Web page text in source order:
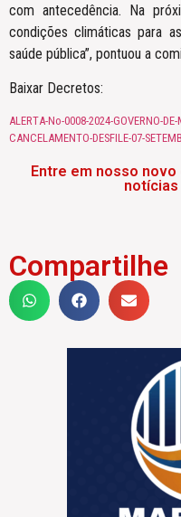
com antecedência. Na
condições climáticas para
saúde pública”, pontuou a
Baixar Decretos:
ALERTA-No-0008-2024-GOVERNO-DE-
CANCELAMENTO-DESFILE-07-
Entre em nosso
notícias
Compartilhe